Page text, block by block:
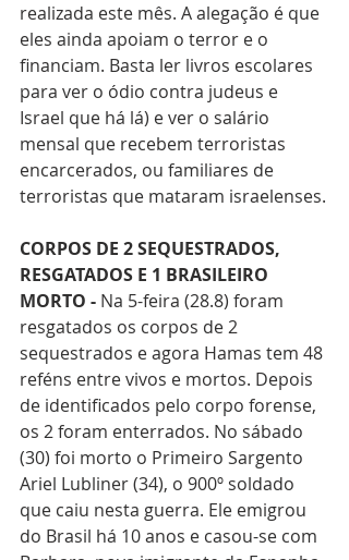
realizada este mês. A alegação é que
eles ainda apoiam o terror e o
financiam. Basta ler livros escolares
para ver o ódio contra judeus e
Israel que há lá) e ver o salário
mensal que recebem terroristas
encarcerados, ou familiares de
terroristas que mataram israelenses.
CORPOS DE 2 SEQUESTRADOS,
RESGATADOS E 1 BRASILEIRO
MORTO - Na 5-feira (28.8) foram
resgatados os corpos de 2
sequestrados e agora Hamas tem 48
reféns entre vivos e mortos. Depois
de identificados pelo corpo forense,
os 2 foram enterrados. No sábado
(30) foi morto o Primeiro Sargento
Ariel Lubliner (34), o 900º soldado
que caiu nesta guerra. Ele emigrou
do Brasil há 10 anos e casou-se com